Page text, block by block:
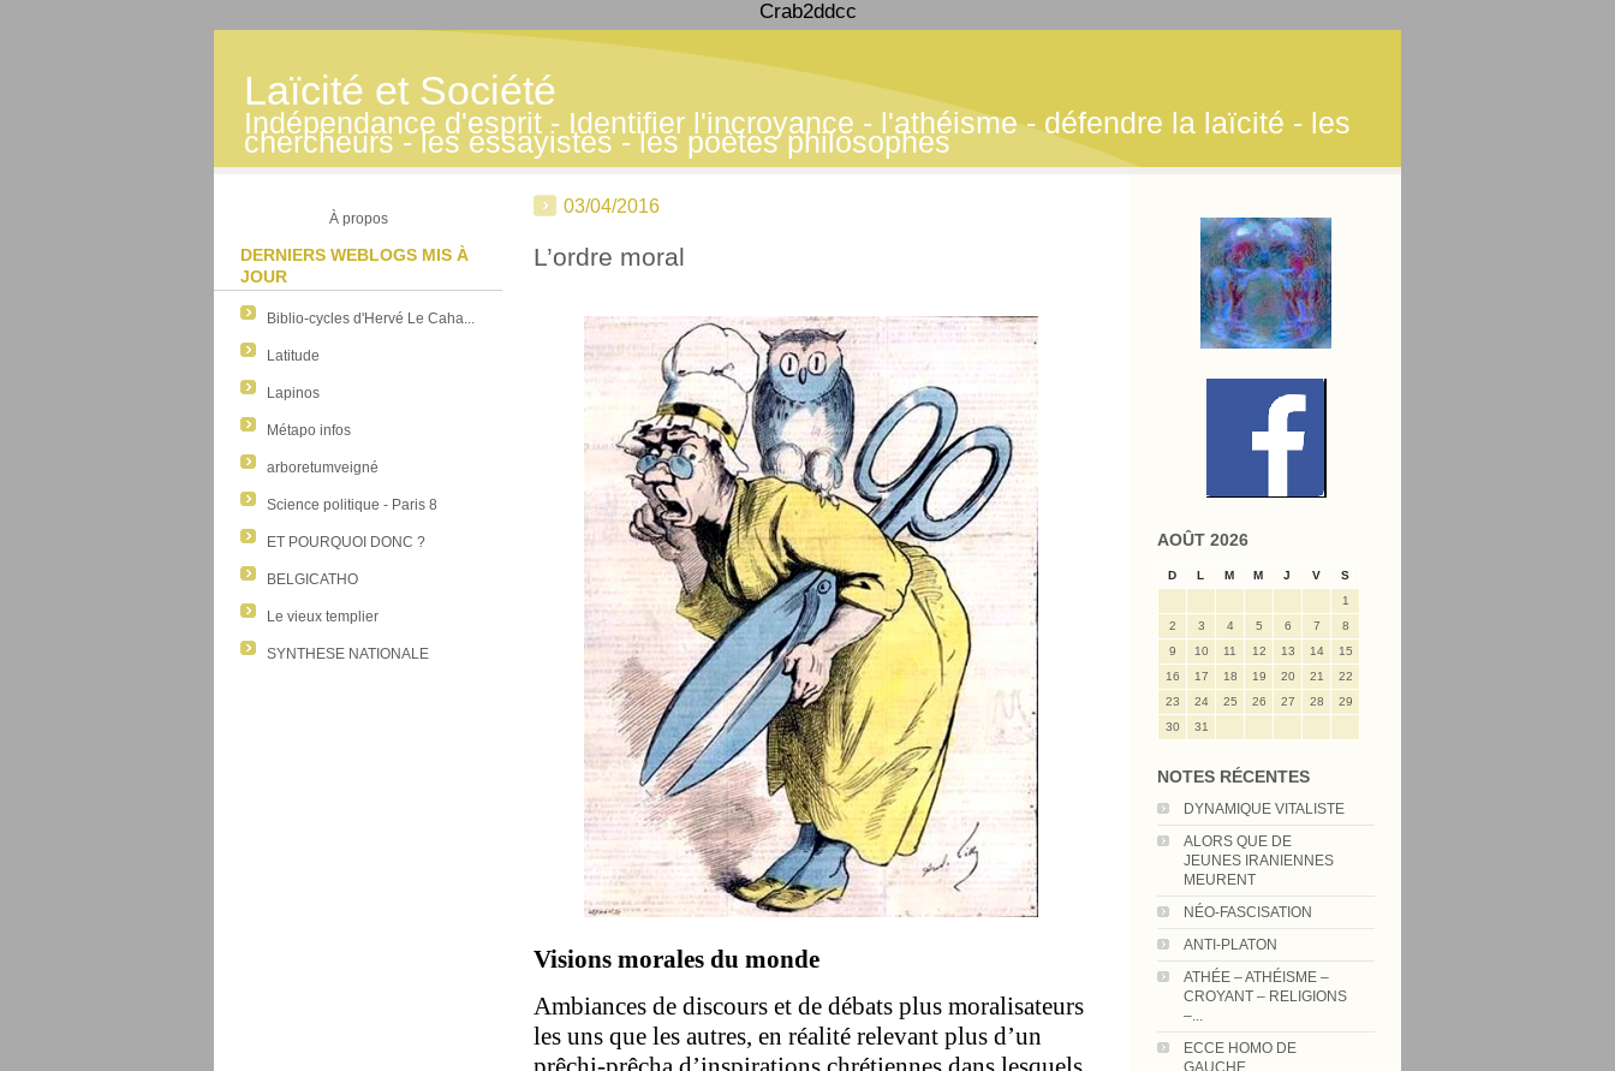
Crab2ddcc
Laïcité et Société
Indépendance d'esprit - Identifier l'incroyance - l'athéisme - défendre la laïcité - les
chercheurs - les essayistes - les poètes philosophes
À propos
DERNIERS WEBLOGS MIS À
JOUR
Biblio-cycles d'Hervé Le Caha...
Latitude
Lapinos
Métapo infos
arboretumveigné
Science politique - Paris 8
ET POURQUOI DONC ?
BELGICATHO
Le vieux templier
SYNTHESE NATIONALE
AOÛT 2026
D L M M J V
S
1
2
3 4 5 6 7
8
9
10 11 12 13 14
15
16
17 18 19 20 21
22
23
24 25 26 27 28
29
30
31
NOTES RÉCENTES
DYNAMIQUE VITALISTE
ALORS QUE DE
JEUNES IRANIENNES
MEURENT
NÉO-FASCISATION
ANTI-PLATON
ATHÉE – ATHÉISME –
CROYANT – RELIGIONS
–...
ECCE HOMO DE
GAUCHE
03/04/2016
L’ordre moral
Visions morales du monde
Ambiances de discours et de débats plus moralisateurs
les uns que les autres, en réalité relevant plus d’un